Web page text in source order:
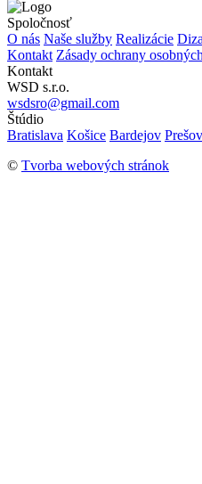
Spoločnosť
O nás Naše služby Realizácie
Kontakt Zásady ochrany
Kontakt
WSD s.r.o.
wsdsro@gmail.com
Štúdio
Bratislava Košice Bardejov Prešov
© Tvorba webových stránok